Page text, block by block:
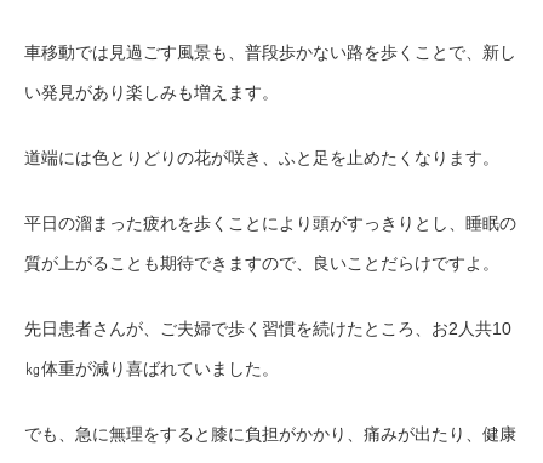
車移動では見過ごす風景も、普段歩かない路を歩くことで、新し
い発見があり楽しみも増えます。
道端には色とりどりの花が咲き、ふと足を止めたくなります。
平日の溜まった疲れを歩くことにより頭がすっきりとし、睡眠の
質が上がることも期待できますので、良いことだらけですよ。
先日患者さんが、ご夫婦で歩く習慣を続けたところ、お2人共10
㎏体重が減り喜ばれていました。
でも、急に無理をすると膝に負担がかかり、痛みが出たり、健康